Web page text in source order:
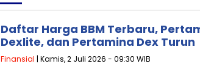
Daftar Harga BBM Terbaru,
Dexlite, dan Pertamina Dex Turun
Finansial | Kamis, 2 Juli 2026 - 09:30 WIB